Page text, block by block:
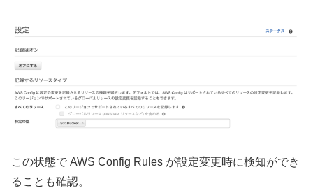
この状態で AWS Config Rules が設定変更時に検知ができ
ることも確認。